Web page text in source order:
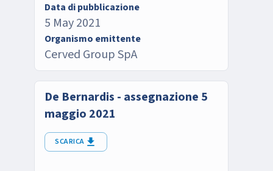
Data di pubblicazione
5 May 2021
Organismo emittente
Cerved Group SpA
De Bernardis - assegnazione 5
maggio 2021
SCARICA